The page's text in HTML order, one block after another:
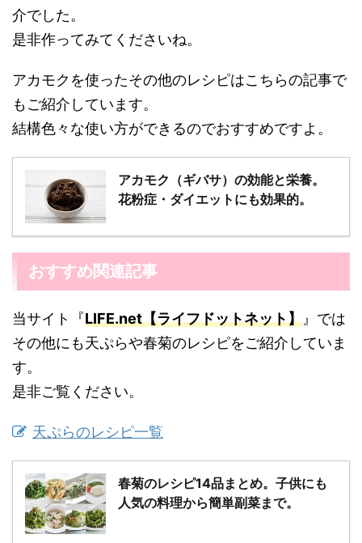
介でした。
是非作ってみてくださいね。
アカモクを使ったその他のレシピはこちらの記事で
もご紹介しています。
結構色々な使い方ができるのでおすすめですよ。
アカモク（ギバサ）の効能と栄養。
花粉症・ダイエットにも効果的。
おすすめ関連記事
当サイト『LIFE.net【ライフドットネット】 』では
その他にも天ぷらや春菊のレシピをご紹介していま
す。
是非ご覧ください。
天ぷらのレシピ一覧
春菊のレシピ14品まとめ。子供にも
人気の料理から簡単副菜まで。